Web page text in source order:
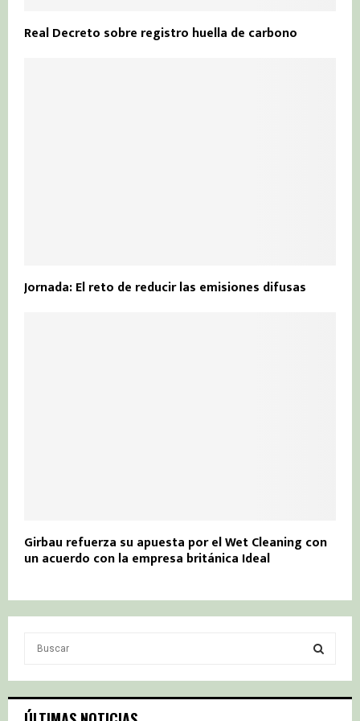
Real Decreto sobre registro huella de carbono
Jornada: El reto de reducir las emisiones difusas
Girbau refuerza su apuesta por el Wet Cleaning con
un acuerdo con la empresa británica Ideal
c
S